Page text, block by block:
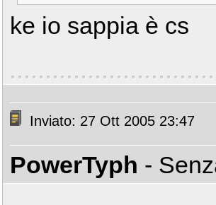
ke io sappia è cs
Inviato: 27 Ott 2005 23:47
PowerTyph -